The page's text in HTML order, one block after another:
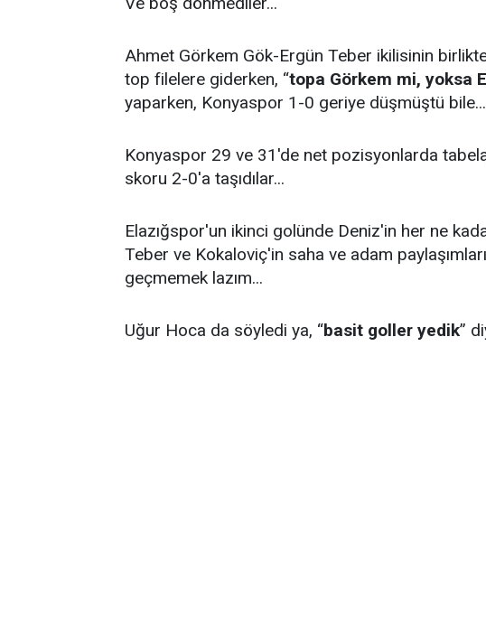
Ahmet Görkem Gök-Ergün Teber ikilisinin
top filelere giderken, “topa Görkem mi, yoksa
yaparken, Konyaspor 1-0 geriye düşmüştü bile...
Konyaspor 29 ve 31'de net pozisyonlarda
skoru 2-0'a taşıdılar...
Elazığspor'un ikinci golünde Deniz'in her ne
Teber ve Kokaloviç'in saha ve adam
geçmemek lazım...
Uğur Hoca da söyledi ya, “basit goller yedik”